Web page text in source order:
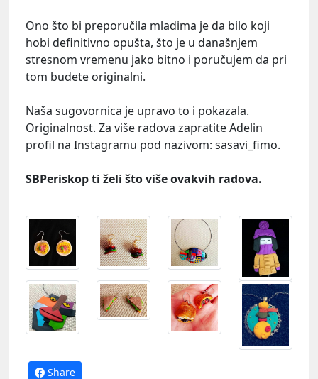
Ono što bi preporučila mladima je da bilo koji
hobi definitivno opušta, što je u današnjem
stresnom vremenu jako bitno i poručujem da pri
tom budete originalni.
Naša sugovornica je upravo to i pokazala.
Originalnost. Za više radova zapratite Adelin
profil na Instagramu pod nazivom: sasavi_fimo.
SBPeriskop ti želi što više ovakvih radova.
Share